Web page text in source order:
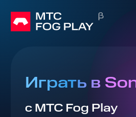
Играть в
с МТС Fog Play